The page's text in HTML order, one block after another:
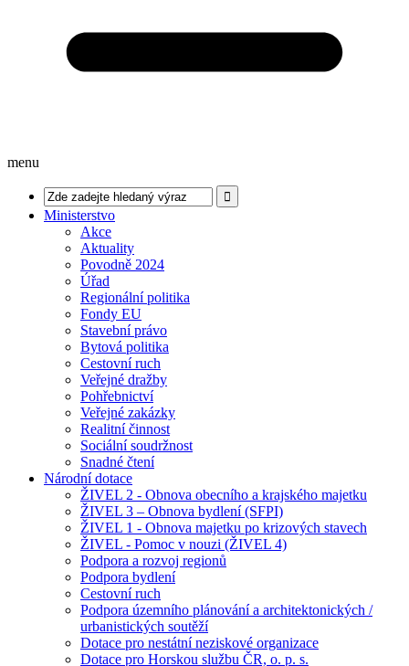
menu
Ministerstvo
Akce
Aktuality
Povodně 2024
Úřad
Regionální politika
Fondy EU
Stavební právo
Bytová politika
Cestovní ruch
Veřejné dražby
Pohřebnictví
Veřejné zakázky
Realitní činnost
Sociální soudržnost
Snadné čtení
Národní dotace
ŽIVEL 2 - Obnova obecního a krajského majetku
ŽIVEL 3 – Obnova bydlení (SFPI)
ŽIVEL 1 - Obnova majetku po krizových stavech
ŽIVEL - Pomoc v nouzi (ŽIVEL 4)
Podpora a rozvoj regionů
Podpora bydlení
Cestovní ruch
Podpora územního plánování a architektonických /
urbanistických soutěží
Dotace pro nestátní neziskové organizace
Dotace pro Horskou službu ČR, o. p. s.